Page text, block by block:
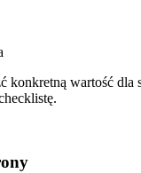
konkretną wartość dla